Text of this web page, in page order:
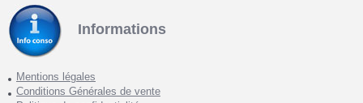
Informations
Mentions légales
Conditions Générales de vente